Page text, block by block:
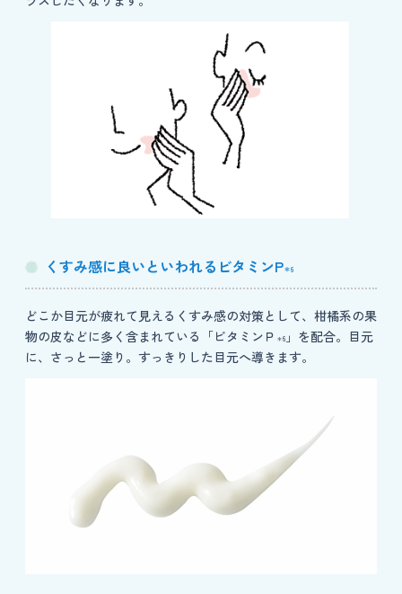
くすみ感に良いといわれるビタミンP＊6
どこか目元が疲れて見えるくすみ感の対策として、柑橘系の果
物の皮などに多く含まれている「ビタミンＰ ＊6」を配合。目元
に、さっと一塗り。すっきりした目元へ導きます。